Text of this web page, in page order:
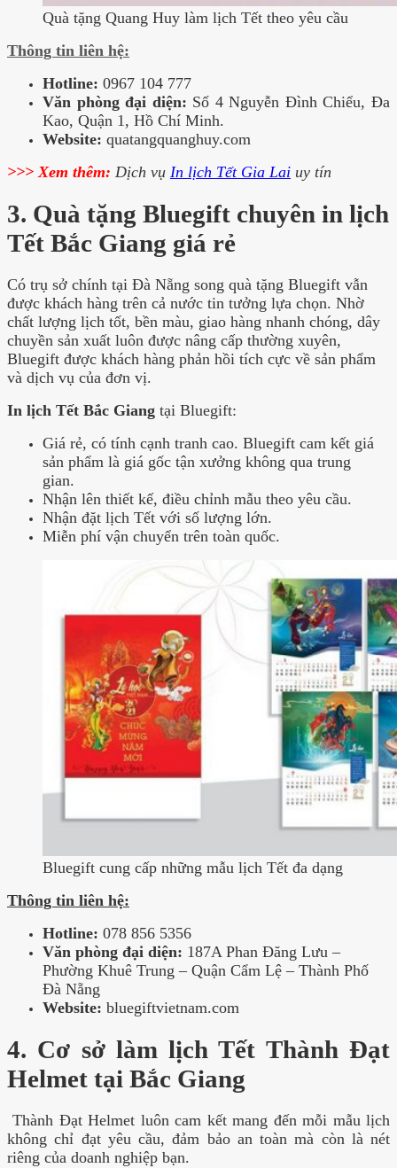
Quà tặng Quang Huy làm lịch Tết theo yêu cầu
Thông tin liên hệ:
Hotline: 0967 104 777
Văn phòng đại diện: Số 4 Nguyễn Đình Chiểu, Đa
Kao, Quận 1, Hồ Chí Minh.
Website: quatangquanghuy.com
>>> Xem thêm: Dịch vụ In lịch Tết Gia Lai uy tín
3. Quà tặng Bluegift chuyên in lịch
Tết Bắc Giang giá rẻ
Có trụ sở chính tại Đà Nẵng song quà tặng Bluegift vẫn
được khách hàng trên cả nước tin tưởng lựa chọn. Nhờ
chất lượng lịch tốt, bền màu, giao hàng nhanh chóng, dây
chuyền sản xuất luôn được nâng cấp thường xuyên,
Bluegift được khách hàng phản hồi tích cực về sản phẩm
và dịch vụ của đơn vị.
In lịch Tết Bắc Giang tại Bluegift:
Giá rẻ, có tính cạnh tranh cao. Bluegift cam kết giá
sản phẩm là giá gốc tận xưởng không qua trung
gian.
Nhận lên thiết kế, điều chỉnh mẫu theo yêu cầu.
Nhận đặt lịch Tết với số lượng lớn.
Miễn phí vận chuyển trên toàn quốc.
Bluegift cung cấp những mẫu lịch Tết đa dạng
Thông tin liên hệ:
Hotline: 078 856 5356
Văn phòng đại diện: 187A Phan Ðăng Lưu –
Phường Khuê Trung – Quận Cẩm Lệ – Thành Phố
Ðà Nẵng
Website: bluegiftvietnam.com
4. Cơ sở làm lịch Tết Thành Đạt
Helmet tại Bắc Giang
Thành Đạt Helmet luôn cam kết mang đến mỗi mẫu lịch
không chỉ đạt yêu cầu, đảm bảo an toàn mà còn là nét
riêng của doanh nghiệp bạn.